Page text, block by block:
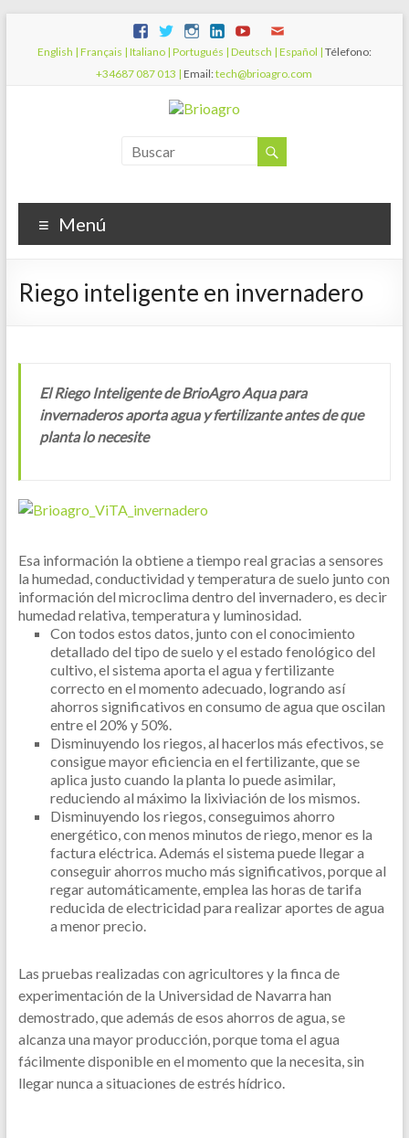
English | Français | Italiano | Portugués | Deutsch | Español | Télefono:
+34687 087 013 | Email:tech@brioagro.com
Menú
Riego inteligente en invernadero
El Riego Inteligente de BrioAgro Aqua para
invernaderos aporta agua y fertilizante antes de que
planta lo necesite
Esa información la obtiene a tiempo real gracias a sensores
la humedad, conductividad y temperatura de suelo junto con
información del microclima dentro del invernadero, es decir
humedad relativa, temperatura y luminosidad.
Con todos estos datos, junto con el conocimiento
detallado del tipo de suelo y el estado fenológico del
cultivo, el sistema aporta el agua y fertilizante
correcto en el momento adecuado, logrando así
ahorros significativos en consumo de agua que oscilan
entre el 20% y 50%.
Disminuyendo los riegos, al hacerlos más efectivos, se
consigue mayor eficiencia en el fertilizante, que se
aplica justo cuando la planta lo puede asimilar,
reduciendo al máximo la lixiviación de los mismos.
Disminuyendo los riegos, conseguimos ahorro
energético, con menos minutos de riego, menor es la
factura eléctrica. Además el sistema puede llegar a
conseguir ahorros mucho más significativos, porque al
regar automáticamente, emplea las horas de tarifa
reducida de electricidad para realizar aportes de agua
a menor precio.
Las pruebas realizadas con agricultores y la finca de
experimentación de la Universidad de Navarra han
demostrado, que además de esos ahorros de agua, se
alcanza una mayor producción, porque toma el agua
fácilmente disponible en el momento que la necesita, sin
llegar nunca a situaciones de estrés hídrico.